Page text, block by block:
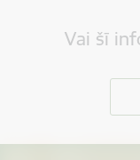
Vai šī